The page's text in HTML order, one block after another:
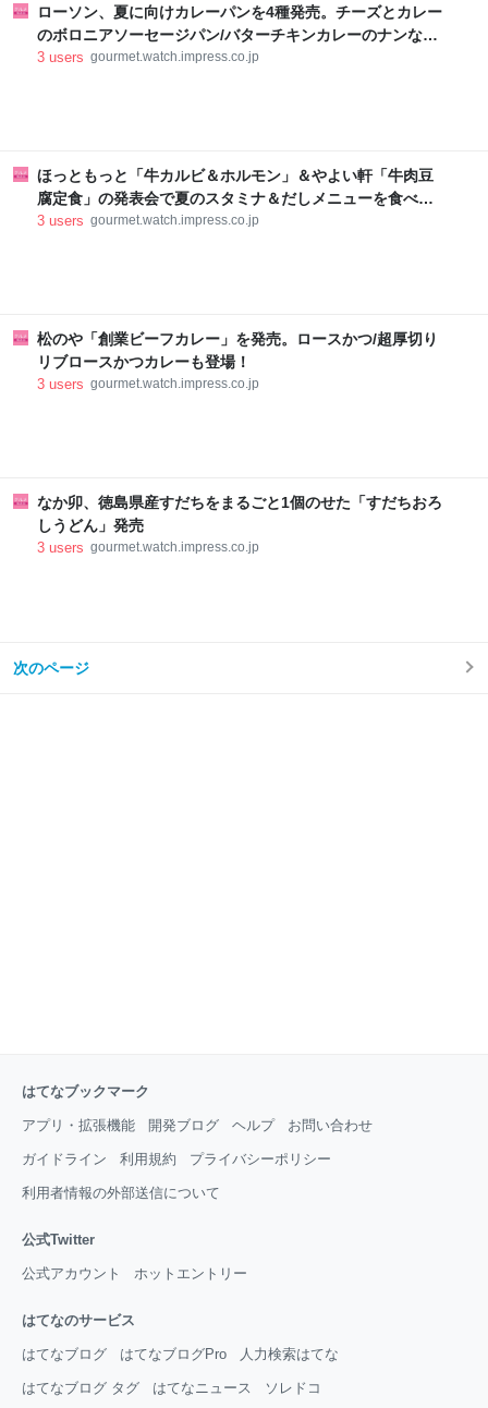
ローソン、夏に向けカレーパンを4種発売。チーズとカレー
のボロニアソーセージパン/バターチキンカレーのナンなど
登場
3 users gourmet.watch.impress.co.jp
ほっともっと「牛カルビ＆ホルモン」＆やよい軒「牛肉豆
腐定食」の発表会で夏のスタミナ＆だしメニューを食べて
みた！
3 users gourmet.watch.impress.co.jp
松のや「創業ビーフカレー」を発売。ロースかつ/超厚切り
リブロースかつカレーも登場！
3 users gourmet.watch.impress.co.jp
なか卯、徳島県産すだちをまるごと1個のせた「すだちおろ
しうどん」発売
3 users gourmet.watch.impress.co.jp
次のページ
はてなブックマーク
アプリ・拡張機能 開発ブログ ヘルプ お問い合わせ
ガイドライン 利用規約 プライバシーポリシー
利用者情報の外部送信について
公式Twitter
公式アカウント ホットエントリー
はてなのサービス
はてなブログ はてなブログPro 人力検索はてな
はてなブログ タグ はてなニュース ソレドコ